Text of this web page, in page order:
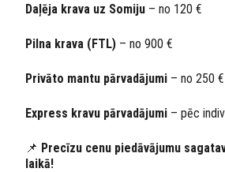
Daļēja krava uz Somiju – no 120 €
Pilna krava (FTL) – no 900 €
Privāto mantu pārvadājumi – no 250 €
Express kravu pārvadājumi – pēc
📌 Precīzu cenu piedāvājumu
laikā!